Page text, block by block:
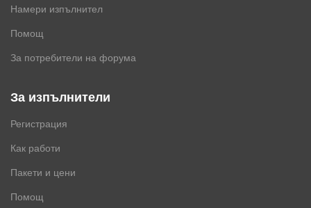
Намери изпълнител
Помощ
За потребители на форума
За изпълнители
Регистрация
Как работи
Пакети и цени
Помощ